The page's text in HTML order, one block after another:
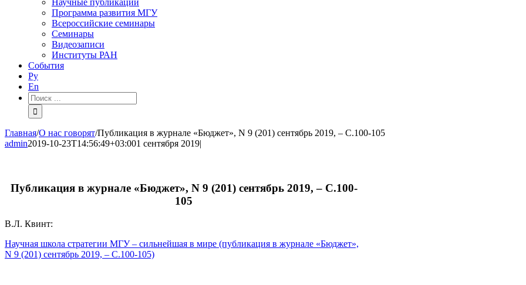
Научные публикации
Программа развития МГУ
Всероссийские семинары
Семинары
Видеозаписи
Институты РАН
События
Ру
En
Результат
поиска:
Главная/О нас говорят/Публикация в журнале «Бюджет», N 9 (201) сентябрь 2019, – С.100-105
admin2019-10-23T14:56:49+03:001 сентября 2019|
Публикация в журнале «Бюджет», N 9 (201) сентябрь 2019, – С.100-
105
В.Л. Квинт:
Научная школа стратегии МГУ – сильнейшая в мире (публикация в журнале «Бюджет»,
N 9 (201) сентябрь 2019, – С.100-105)